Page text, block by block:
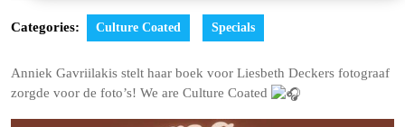
Categories: Culture Coated Specials
Anniek Gavriilakis stelt haar boek voor Liesbeth Deckers fotograaf
zorgde voor de foto’s! We are Culture Coated